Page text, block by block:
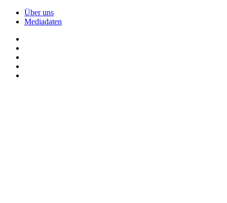
Über uns
Mediadaten